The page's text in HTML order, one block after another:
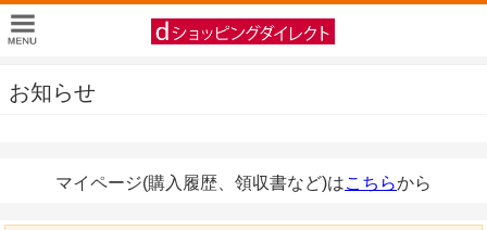
お知らせ
マイページ(購入履歴、領収書など)はこちらから